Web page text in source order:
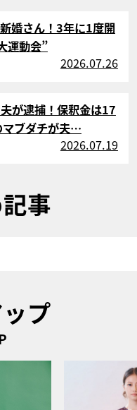
婚さん！3年に1度開
運動会”
2026.07.26
が逮捕！保釈金は17
ブダチが夫…
2026.07.19
事
プ